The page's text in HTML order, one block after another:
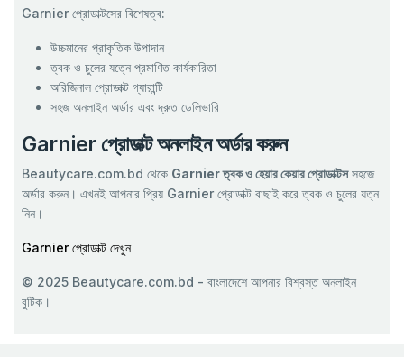
Garnier প্রোডাক্টসের বিশেষত্ব:
উচ্চমানের প্রাকৃতিক উপাদান
ত্বক ও চুলের যত্নে প্রমাণিত কার্যকারিতা
অরিজিনাল প্রোডাক্ট গ্যারান্টি
সহজ অনলাইন অর্ডার এবং দ্রুত ডেলিভারি
Garnier প্রোডাক্ট অনলাইন অর্ডার করুন
Beautycare.com.bd থেকে Garnier ত্বক ও হেয়ার কেয়ার প্রোডাক্টসসহজে
অর্ডার করুন। এখনই আপনার প্রিয় Garnier প্রোডাক্ট বাছাই করে ত্বক ও চুলের যত্ন
নিন।
Garnier প্রোডাক্ট দেখুন
© 2025 Beautycare.com.bd - বাংলাদেশে আপনার বিশ্বস্ত অনলাইন
বুটিক।